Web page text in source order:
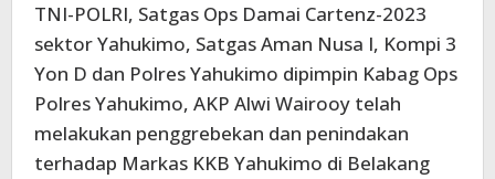
TNI-POLRI, Satgas Ops Damai Cartenz-2023
sektor Yahukimo, Satgas Aman Nusa I, Kompi 3
Yon D dan Polres Yahukimo dipimpin Kabag Ops
Polres Yahukimo, AKP Alwi Wairooy telah
melakukan penggrebekan dan penindakan
terhadap Markas KKB Yahukimo di Belakang